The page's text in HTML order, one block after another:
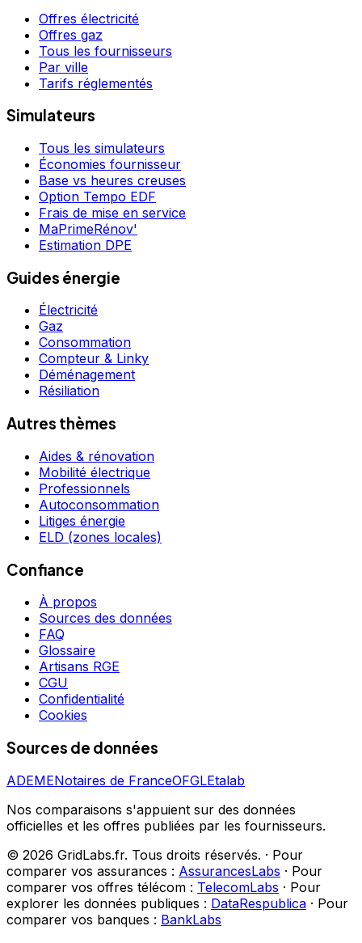
Offres électricité
Offres gaz
Tous les fournisseurs
Par ville
Tarifs réglementés
Simulateurs
Tous les simulateurs
Économies fournisseur
Base vs heures creuses
Option Tempo EDF
Frais de mise en service
MaPrimeRénov'
Estimation DPE
Guides énergie
Électricité
Gaz
Consommation
Compteur & Linky
Déménagement
Résiliation
Autres thèmes
Aides & rénovation
Mobilité électrique
Professionnels
Autoconsommation
Litiges énergie
ELD (zones locales)
Confiance
À propos
Sources des données
FAQ
Glossaire
Artisans RGE
CGU
Confidentialité
Cookies
Sources de données
ADEMENotaires de FranceOFGLEtalab
Nos comparaisons s'appuient sur des données
officielles et les offres publiées par les fournisseurs.
© 2026 GridLabs.fr. Tous droits réservés. · Pour
comparer vos assurances : AssurancesLabs · Pour
comparer vos offres télécom : TelecomLabs · Pour
explorer les données publiques : DataRespublica · Pour
comparer vos banques : BankLabs